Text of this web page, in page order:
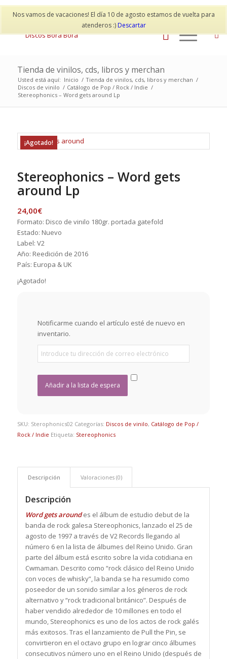
Nos vamos de vacaciones! El día 10 de agosto estamos de vuelta para
atenderos :)Descartar
Mi cuenta Contacto
Tienda de vinilos, cds, libros y merchan
Usted está aquí: Inicio / Tienda de vinilos, cds, libros y merchan /
Discos de vinilo / Catálogo de Pop / Rock / Indie /
Stereophonics – Word gets around Lp
¡Agotado!
Stereophonics – Word gets
around Lp
24,00€
Formato: Disco de vinilo 180gr. portada gatefold
Estado: Nuevo
Label: V2
Año: Reedición de 2016
País: Europa & UK
¡Agotado!
Notificarme cuando el artículo esté de nuevo en
inventario.
SKU: Sterophonics02 Categorías: Discos de vinilo, Catálogo de Pop /
Rock / Indie Etiqueta: Stereophonics
Descripción Valoraciones (0)
Descripción
Word gets aroundes el álbum de estudio debut de la
banda de rock galesa Stereophonics, lanzado el 25 de
agosto de 1997 a través de V2 Records llegando al
número 6 en la lista de álbumes del Reino Unido. Gran
parte del álbum está escrito sobre la vida cotidiana en
Cwmaman. Descrito como “rock clásico del Reino Unido
con voces de whisky”, la banda se ha resumido como
poseedor de un sonido similar a los géneros de rock
alternativo y “rock tradicional británico”. Después de
haber vendido alrededor de 10 millones en todo el
mundo, Stereophonics es uno de los actos de rock galés
más exitosos. Tras el lanzamiento de Pull the Pin, se
convirtieron en el octavo grupo en lograr cinco álbumes
consecutivos número uno en el Reino Unido (después de